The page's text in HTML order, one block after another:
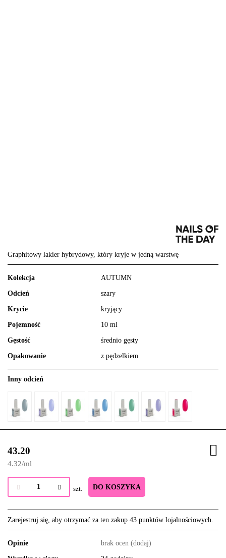
Graphitowy lakier hybrydowy, który kryje w jedną warstwę
Kolekcja AUTUMN
Odcień szary
Krycie kryjący
Pojemność 10 ml
Gęstość średnio gęsty
Opakowanie z pędzelkiem
Inny odcień
43.20
4.32/ml
szt. DO KOSZYKA
Zarejestruj się, aby otrzymać za ten zakup 43 punktów lojalnościowych.
Opinie brak ocen (dodaj)